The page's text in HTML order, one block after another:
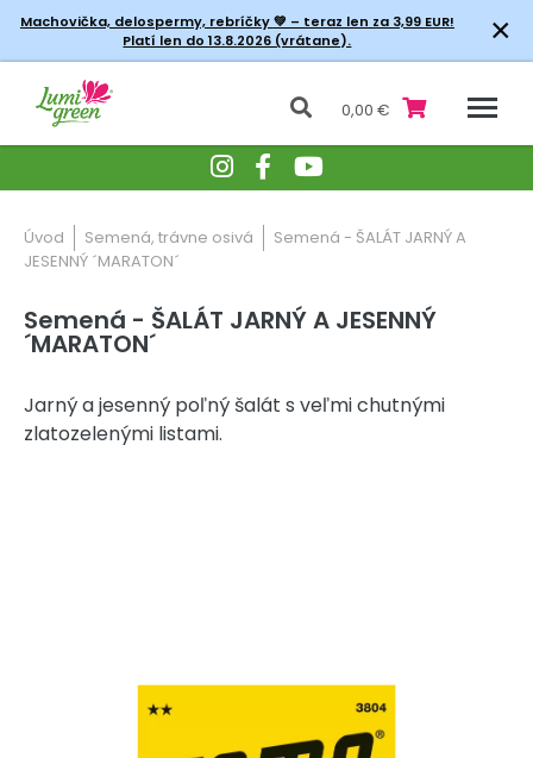
Machovička, delospermy, rebríčky💚 – teraz len za 3,99 EUR!
Platí len do 13.8.2026 (vrátane).
×
0,00 €
Úvod Semená, trávne osivá
Semená - ŠALÁT JARNÝ A
JESENNÝ ´MARATON´
Semená - ŠALÁT JARNÝ A JESENNÝ
´MARATON´
Jarný a jesenný poľný šalát s veľmi chutnými
zlatozelenými listami.